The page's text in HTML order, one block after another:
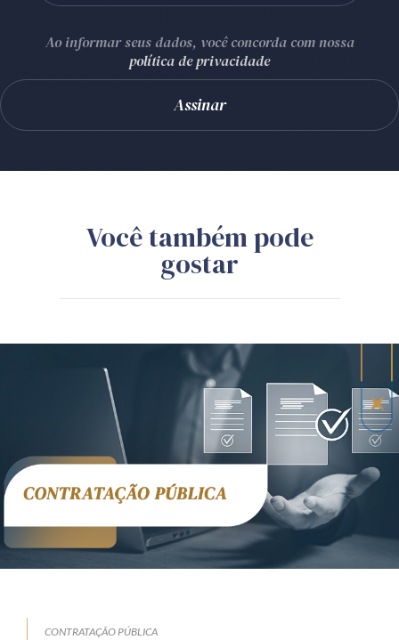
Ao informar seus dados, você concorda com nossa
política de privacidade
Você também pode
gostar
CONTRATAÇÃO PÚBLICA